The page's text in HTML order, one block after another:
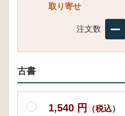
取り寄せ
注文数
古書
1,540 円 （税込）